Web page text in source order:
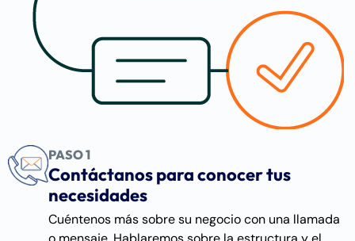
PASO 1
Contáctanos para conocer tus
necesidades
Cuéntenos más sobre su negocio con una llamada